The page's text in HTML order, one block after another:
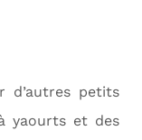
d’autres petits
yaourts et des